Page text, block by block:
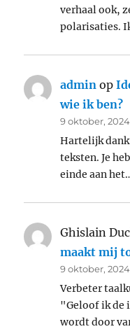
verhaal ook,
polarisaties.
admin op
wie ik ben?
9 oktober, 2024
Hartelijk
teksten. Je
einde aan
Ghislain
maakt mij
9 oktober, 2024
Verbeter
"Geloof ik de
wordt door